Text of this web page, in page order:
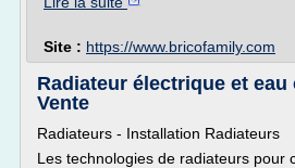
Site : https://www.bricofamily.com
Radiateur électrique et eau
Vente
Radiateurs - Installation Radiateurs
Les technologies de radiateurs pour